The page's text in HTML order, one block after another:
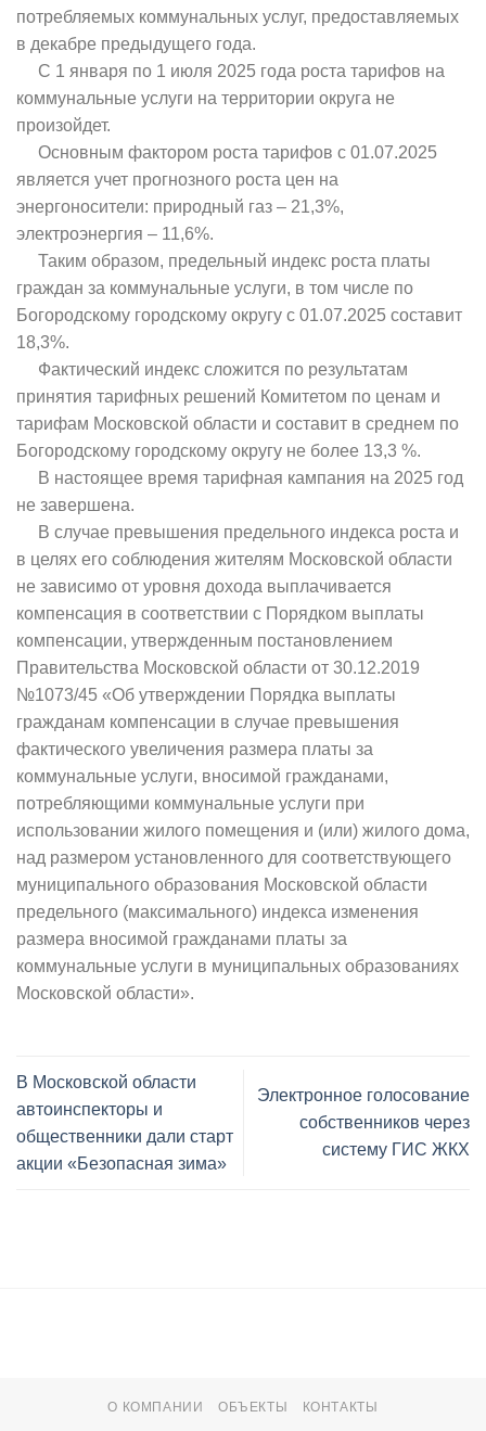
потребляемых коммунальных услуг, предоставляемых
в декабре предыдущего года.
С 1 января по 1 июля 2025 года роста тарифов на
коммунальные услуги на территории округа не
произойдет.
Основным фактором роста тарифов с 01.07.2025
является учет прогнозного роста цен на
энергоносители: природный газ – 21,3%,
электроэнергия – 11,6%.
Таким образом, предельный индекс роста платы
граждан за коммунальные услуги, в том числе по
Богородскому городскому округу с 01.07.2025 составит
18,3%.
Фактический индекс сложится по результатам
принятия тарифных решений Комитетом по ценам и
тарифам Московской области и составит в среднем по
Богородскому городскому округу не более 13,3 %.
В настоящее время тарифная кампания на 2025 год
не завершена.
В случае превышения предельного индекса роста и
в целях его соблюдения жителям Московской области
не зависимо от уровня дохода выплачивается
компенсация в соответствии с Порядком выплаты
компенсации, утвержденным постановлением
Правительства Московской области от 30.12.2019
№1073/45 «Об утверждении Порядка выплаты
гражданам компенсации в случае превышения
фактического увеличения размера платы за
коммунальные услуги, вносимой гражданами,
потребляющими коммунальные услуги при
использовании жилого помещения и (или) жилого дома,
над размером установленного для соответствующего
муниципального образования Московской области
предельного (максимального) индекса изменения
размера вносимой гражданами платы за
коммунальные услуги в муниципальных образованиях
Московской области».
В Московской области
автоинспекторы и
общественники дали старт
акции «Безопасная зима»
Электронное голосование
собственников через
систему ГИС ЖКХ
О КОМПАНИИ ОБЪЕКТЫ КОНТАКТЫ